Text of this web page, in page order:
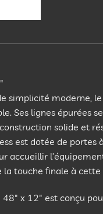
simplicité moderne,
Ses lignes épurées
solide et
est dotée de
accueillir
touche finale à
x 12″ est conçu